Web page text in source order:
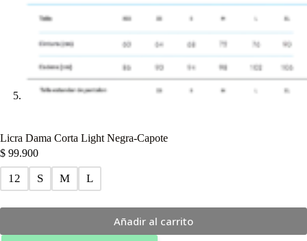
Licra Dama Corta Light Negra-Capote
$ 99.900
12 S M L
Añadir al carrito